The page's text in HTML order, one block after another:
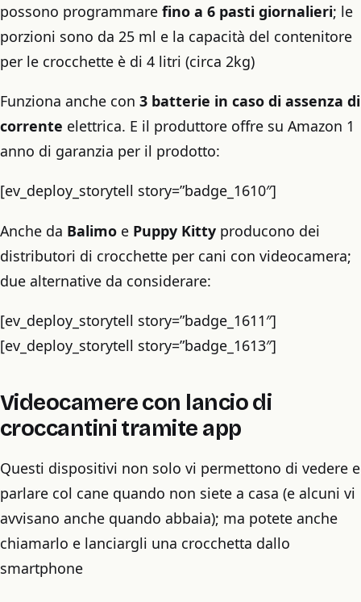
possono programmare fino a 6 pasti giornalieri; le
porzioni sono da 25 ml e la capacità del contenitore
per le crocchette è di 4 litri (circa 2kg)
Funziona anche con 3 batterie in caso di assenza di
corrente elettrica. E il produttore offre su Amazon 1
anno di garanzia per il prodotto:
[ev_deploy_storytell story=”badge_1610″]
Anche da Balimo e Puppy Kitty producono dei
distributori di crocchette per cani con videocamera;
due alternative da considerare:
[ev_deploy_storytell story=”badge_1611″]
[ev_deploy_storytell story=”badge_1613″]
Videocamere con lancio di
croccantini tramite app
Questi dispositivi non solo vi permettono di vedere e
parlare col cane quando non siete a casa (e alcuni vi
avvisano anche quando abbaia); ma potete anche
chiamarlo e lanciargli una crocchetta dallo
smartphone